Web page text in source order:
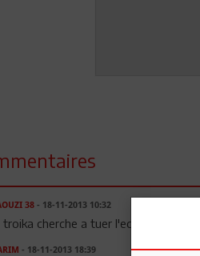
38- 18-11-2013 10:32
troika cherche a tuer l'economie
- 18-11-2013 18:39